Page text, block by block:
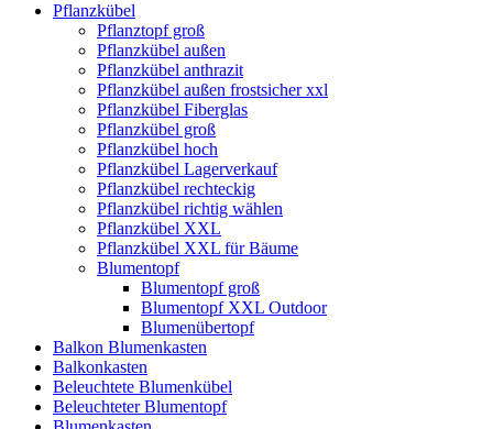
Pflanzkübel
Pflanztopf groß
Pflanzkübel außen
Pflanzkübel anthrazit
Pflanzkübel außen frostsicher xxl
Pflanzkübel Fiberglas
Pflanzkübel groß
Pflanzkübel hoch
Pflanzkübel Lagerverkauf
Pflanzkübel rechteckig
Pflanzkübel richtig wählen
Pflanzkübel XXL
Pflanzkübel XXL für Bäume
Blumentopf
Blumentopf groß
Blumentopf XXL Outdoor
Blumenübertopf
Balkon Blumenkasten
Balkonkasten
Beleuchtete Blumenkübel
Beleuchteter Blumentopf